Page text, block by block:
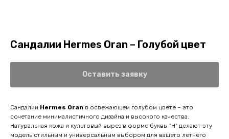
Сандалии Hermes Oran – Голубой цвет
Оставить заявку
Сандалии Hermes Oran в освежающем голубом цвете – это
сочетание минималистичного дизайна и высокого качества.
Натуральная кожа и культовый вырез в форме буквы "H" делают эту
модель стильным и универсальным выбором для вашего летнего